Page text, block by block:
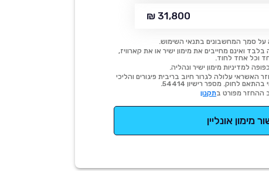
31,800 ₪
על סמך המחשבונים בתנאי השימוש.
ואינם מחייבים את מימון ישיר או את קארוויז,
וכל אחד לחוד.
למדיניות מימון ישיר ונהליה.
האשראי עלולה לגרור חיוב בריבית פיגורים והליכי
לחוק. מספר רישיון 54414.
ההחזר מפורט בתקנון
מימון אונליין